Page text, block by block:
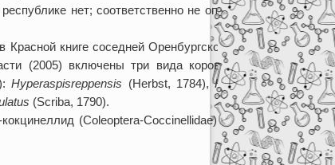
нет; соответственно не определен и
книге соседней Оренбургской области
(2005) включены три вида коровок, все с
Hyperaspisreppensis (Herbst, 1784),Hyperaspis
(Scriba, 1790).
(Coleoptera-Coccinellidae) открытых